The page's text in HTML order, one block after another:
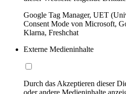
Google Tag Manager, UET
Consent Mode von Microsoft,
Klarna, Freshchat
Externe Medieninhalte
Durch das Akzeptieren dieser
oder andere Medieninhalte